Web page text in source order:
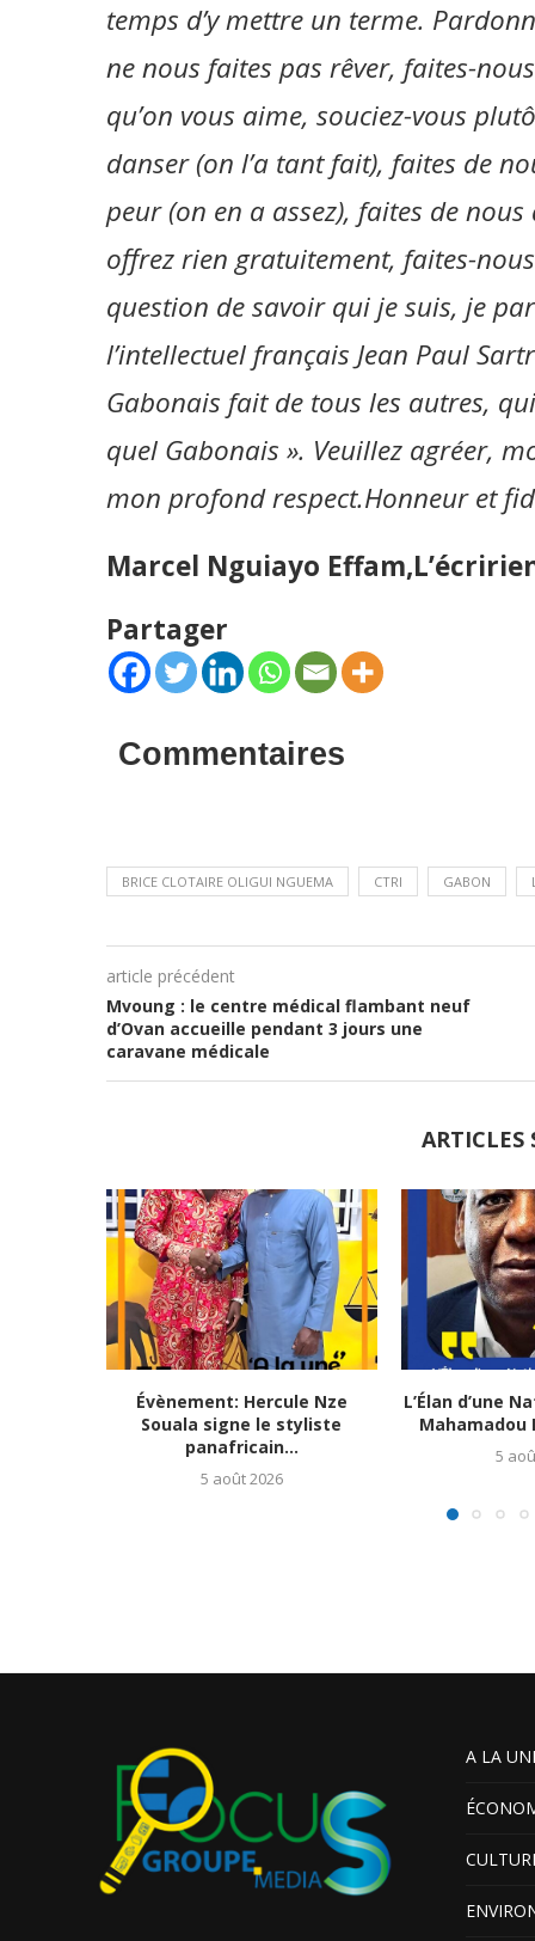
temps d’y mettre un terme.
ne nous faites pas rêver, faites-
qu’on vous aime, souciez-vous
danser (on l’a tant fait), faites de
peur (on en a assez), faites de
offrez rien gratuitement, faites-
question de savoir qui je suis, je
l’intellectuel français Jean Paul
Gabonais fait de tous les autres,
quel Gabonais ». Veuillez agréer,
mon profond respect.Honneur et
Marcel Nguiayo
Partager
Commentaires
BRICE CLOTAIRE OLIGUI NGUEMA CTRI GABON
article précédent
Mvoung : le centre médical flambant neuf
d’Ovan accueille pendant 3 jours une
caravane médicale
ARTICLES
Évènement: Hercule Nze
Souala signe le styliste
panafricain...
5 août 2026
L’Élan d’une
Mahamadou
5
A LA